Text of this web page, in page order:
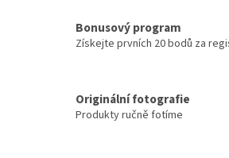
Bonusový program
Získejte prvních 20 bodů za
Originální fotografie
Produkty ručně fotíme